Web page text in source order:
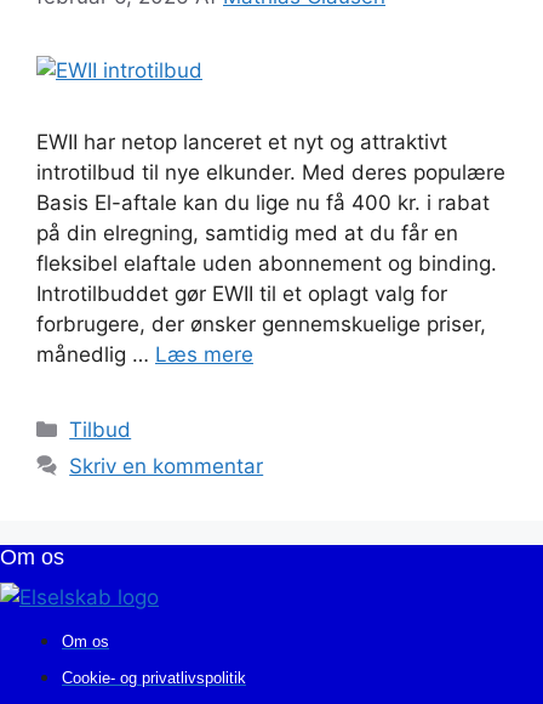
EWII har netop lanceret et nyt og attraktivt
introtilbud til nye elkunder. Med deres populære
Basis El-aftale kan du lige nu få 400 kr. i rabat
på din elregning, samtidig med at du får en
fleksibel elaftale uden abonnement og binding.
Introtilbuddet gør EWII til et oplagt valg for
forbrugere, der ønsker gennemskuelige priser,
månedlig … Læs mere
Kategorier
Tilbud
Skriv en kommentar
Om os
Om os
Cookie- og privatlivspolitik